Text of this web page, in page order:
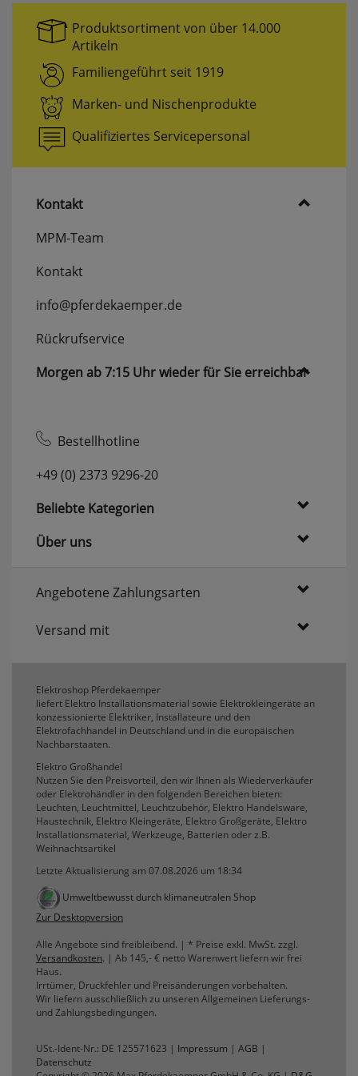
ausgeben zu können.
Google Maps
Konfiguration speichern
Alle Cookies akzeptieren
Produktsortiment von über 14.000
Artikeln
Familiengeführt seit 1919
Marken- und Nischenprodukte
Qualifiziertes Servicepersonal
Kontakt
MPM-Team
Kontakt
info@pferdekaemper.de
Rückrufservice
Morgen ab 7:15 Uhr wieder für Sie erreichbar
Bestellhotline
+49 (0) 2373 9296-20
Beliebte Kategorien
Über uns
Angebotene Zahlungsarten
Versand mit
Elektroshop Pferdekaemper
liefert Elektro Installationsmaterial sowie Elektrokleingeräte an
konzessionierte Elektriker, Installateure und den
Elektrofachhandel in Deutschland und in die europäischen
Nachbarstaaten.
Elektro Großhandel
Nutzen Sie den Preisvorteil, den wir Ihnen als Wiederverkäufer
oder Elektrohändler in den folgenden Bereichen bieten:
Leuchten, Leuchtmittel, Leuchtzubehör, Elektro Handelsware,
Haustechnik, Elektro Kleingeräte, Elektro Großgeräte, Elektro
Installationsmaterial, Werkzeuge, Batterien oder z.B.
Weihnachtsartikel
Letzte Aktualisierung am 07.08.2026 um 18:34
Umweltbewusst durch klimaneutralen Shop
Zur Desktopversion
Alle Angebote sind freibleibend. | * Preise exkl. MwSt. zzgl.
Versandkosten. | Ab 145,- € netto Warenwert liefern wir frei
Haus.
Irrtümer, Druckfehler und Preisänderungen vorbehalten.
Wir liefern ausschließlich zu unseren Allgemeinen Lieferungs-
und Zahlungsbedingungen.
USt.-Ident-Nr.: DE 125571623 | Impressum | AGB |
Datenschutz